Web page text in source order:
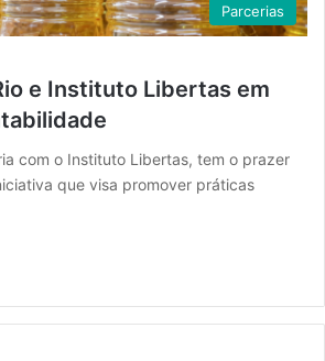
Parcerias
e Instituto Libertas em
com o Instituto Libertas, tem o prazer
que visa promover práticas